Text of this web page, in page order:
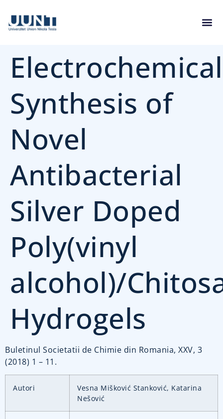
Electrochemical
Synthesis of
Novel
Antibacterial
Silver Doped
Poly(vinyl
alcohol)/
Hydrogels
Buletinul Societatii de Chimie din Romania, XXV, 3
(2018) 1 – 11.
Autori
Vesna Mišković Stanković, Katarina
Nešović